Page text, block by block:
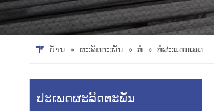
ບ້ານ » ຜະລິດຕະພັນ » ທໍ່ » ທໍ່ສະແຕນເລດ
ປະເພດຜະລິດຕະພັນ